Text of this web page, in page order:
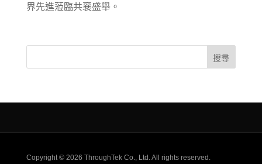
界先進蒞臨共襄盛舉。
Copyright © 2026 ThroughTek Co., Ltd. All rights reserved.